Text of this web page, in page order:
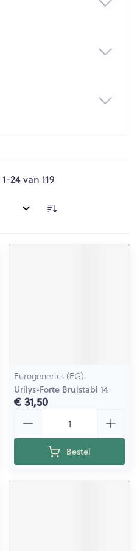
1-24van 119
Eurogenerics (EG)
Urilys-Forte Bruistabl 14
€ 31,50
Bestel